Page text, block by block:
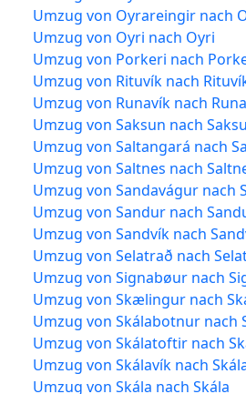
Umzug von Oyrareingir nach
Umzug von Oyri nach Oyri
Umzug von Porkeri nach
Umzug von Rituvík nach
Umzug von Runavík nach
Umzug von Saksun nach
Umzug von Saltangará nach
Umzug von Saltnes nach
Umzug von Sandavágur nach
Umzug von Sandur nach
Umzug von Sandvík nach
Umzug von Selatrað nach
Umzug von Signabøur nach
Umzug von Skælingur nach
Umzug von Skálabotnur nach
Umzug von Skálatoftir nach
Umzug von Skálavík nach
Umzug von Skála nach Skála